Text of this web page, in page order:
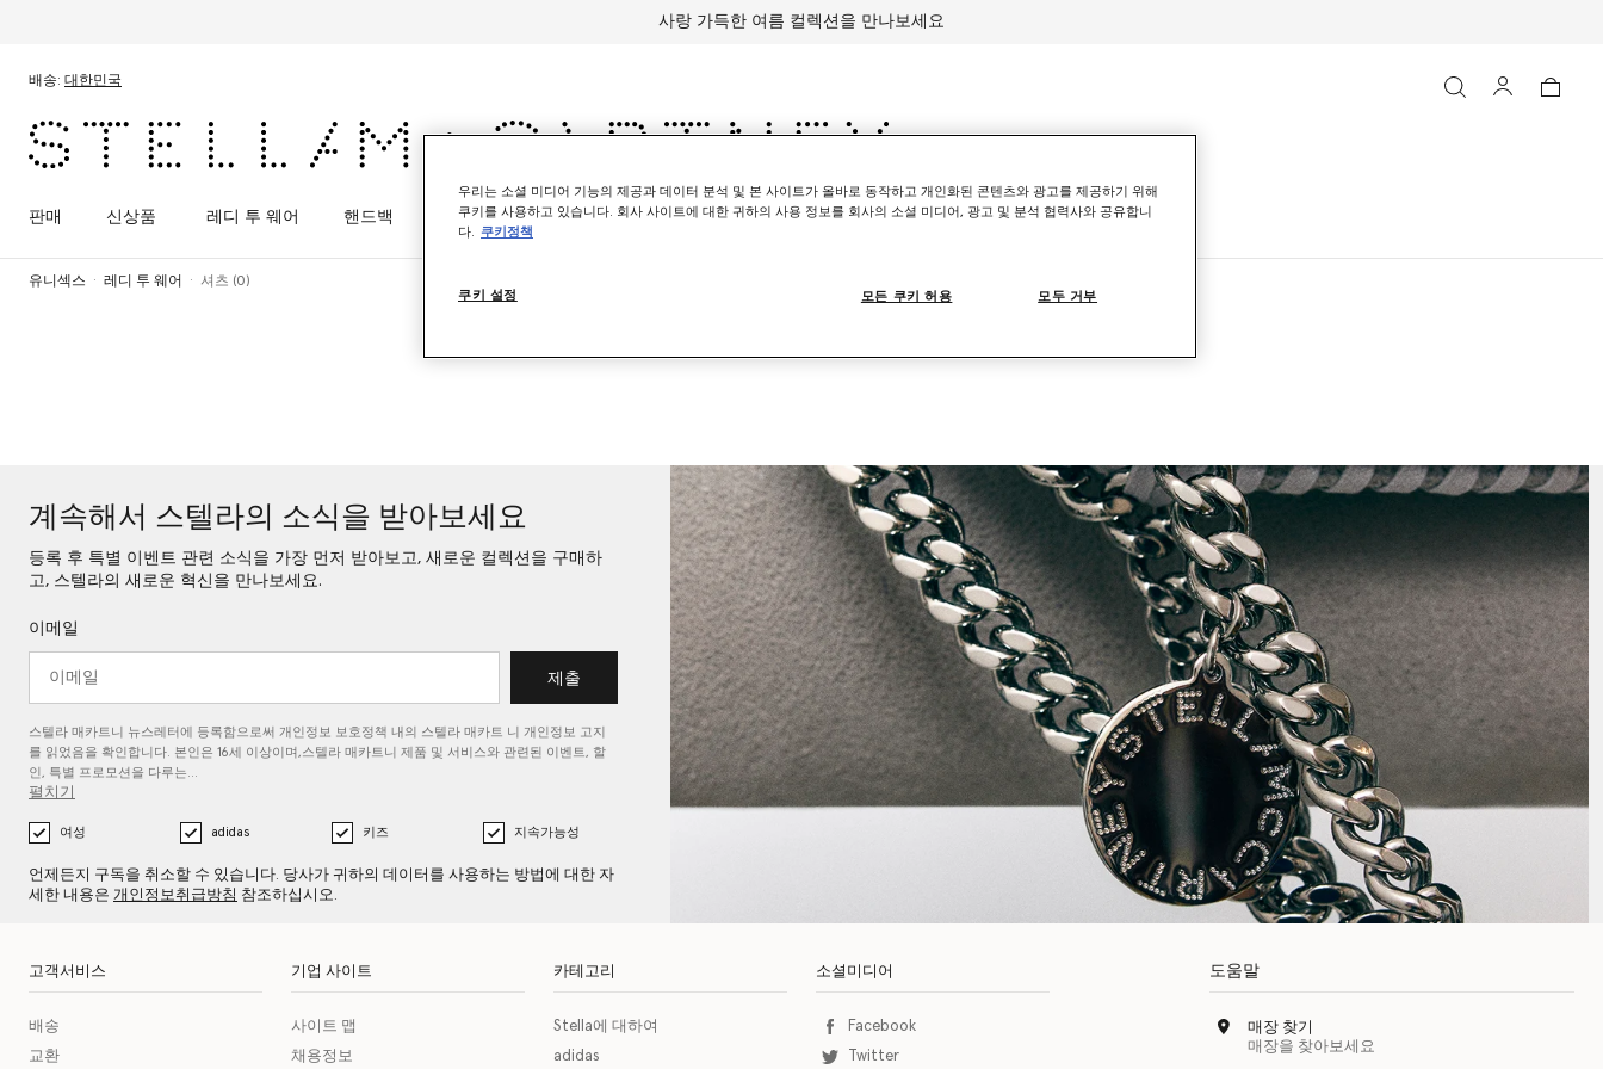
사랑 가득한 여름 컬렉션을 만나보세요
배송: 대한민국
판매 신상품 레디 투 웨어 핸드백 슈즈 액세서리 Adidas 키즈 Stella's World
유니섹스 레디 투 웨어 셔츠 (0)
계속해서 스텔라의 소식을 받아보세요
등록 후 특별 이벤트 관련 소식을 가장 먼저 받아보고, 새로운 컬렉션을 구매하
고, 스텔라의 새로운 혁신을 만나보세요.
이메일
제출
스텔라 매카트니 뉴스레터에 등록함으로써 개인정보 보호정책 내의 스텔라 매카트 니 개인정보 고지
를 읽었음을 확인합니다. 본인은 16세 이상이며,스텔라 매카트니 제품 및 서비스와 관련된 이벤트, 할
인, 특별 프로모션을 다루는…
펼치기
여성 adidas 키즈 지속가능성
언제든지 구독을 취소할 수 있습니다. 당사가 귀하의 데이터를 사용하는 방법에 대한 자
세한 내용은 개인정보취급방침 참조하십시오.
고객서비스
배송
교환
기업 사이트
사이트 맵
채용정보
카테고리
Stella에 대하여
adidas
소셜미디어
Facebook
Twitter
도움말
매장 찾기
매장을 찾아보세요
우리는 소셜 미디어 기능의 제공과 데이터 분석 및 본 사이트가 올바로 동작하고 개인화된 콘텐츠와 광고를 제공하기 위해
쿠키를 사용하고 있습니다. 회사 사이트에 대한 귀하의 사용 정보를 회사의 소셜 미디어, 광고 및 분석 협력사와 공유합니
다.
쿠키정책
쿠키 설정 모두 거부
모든 쿠키 허용